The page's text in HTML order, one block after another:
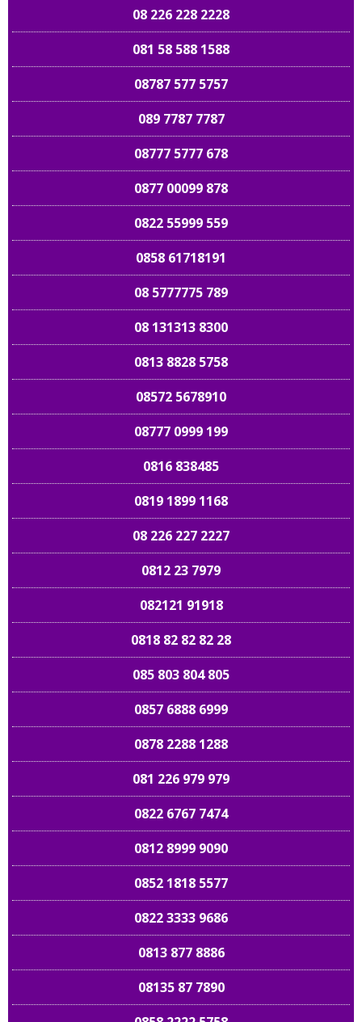
08 226 228 2228
081 58 588 1588
08787 577 5757
089 7787 7787
08777 5777 678
0877 00099 878
0822 55999 559
0858 61718191
08 5777775 789
08 131313 8300
0813 8828 5758
08572 5678910
08777 0999 199
0816 838485
0819 1899 1168
08 226 227 2227
0812 23 7979
082121 91918
0818 82 82 82 28
085 803 804 805
0857 6888 6999
0878 2288 1288
081 226 979 979
0822 6767 7474
0812 8999 9090
0852 1818 5577
0822 3333 9686
0813 877 8886
08135 87 7890